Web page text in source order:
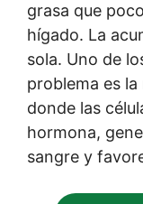
grasa que
hígado. La
sola. Uno de
problema es la
donde las
hormona,
sangre y